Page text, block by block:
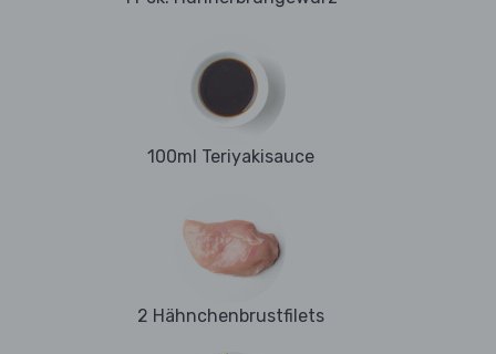
100ml Teriyakisauce
2 Hähnchenbrustfilets